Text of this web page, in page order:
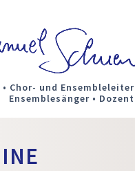
Chor- und Ensembleleiter
Ensemblesänger • Dozent